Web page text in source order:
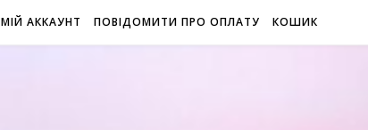
МІЙ АККАУНТ ПОВІДОМИТИ ПРО ОПЛАТУ КОШИК